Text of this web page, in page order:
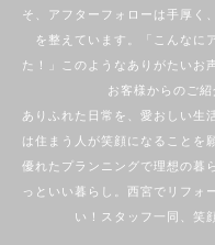
そ、アフターフォローは手厚く
を整えています。「こんなに
た！」このようなありがたいお
お客様からのご
ありふれた日常を、愛おしい生
は住まう人が笑顔になることを
優れたプランニングで理想の暮
っといい暮らし。西宮でリフォ
い！スタッフ一同、笑